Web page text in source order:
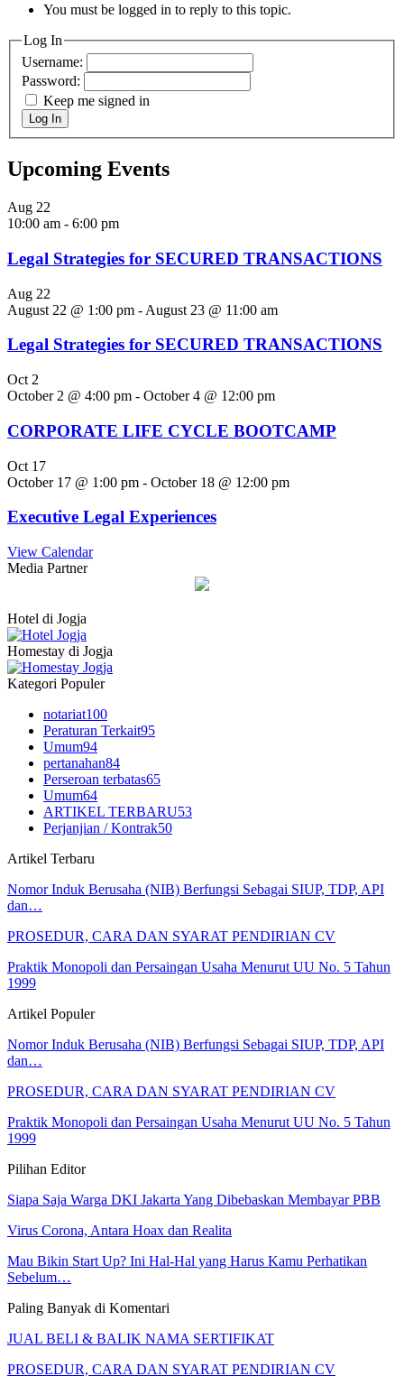
You must be logged in to reply to this topic.
Log In
Username:
Password:
Keep me signed in
Log In
Upcoming Events
Aug 22
10:00 am - 6:00 pm
Legal Strategies for SECURED TRANSACTIONS
Aug 22
August 22 @ 1:00 pm - August 23 @ 11:00 am
Legal Strategies for SECURED TRANSACTIONS
Oct 2
October 2 @ 4:00 pm - October 4 @ 12:00 pm
CORPORATE LIFE CYCLE BOOTCAMP
Oct 17
October 17 @ 1:00 pm - October 18 @ 12:00 pm
Executive Legal Experiences
View Calendar
Media Partner
Hotel di Jogja
Homestay di Jogja
Kategori Populer
notariat100
Peraturan Terkait95
Umum94
pertanahan84
Perseroan terbatas65
Umum64
ARTIKEL TERBARU53
Perjanjian / Kontrak50
Artikel Terbaru
Nomor Induk Berusaha (NIB) Berfungsi Sebagai SIUP, TDP, API
dan…
PROSEDUR, CARA DAN SYARAT PENDIRIAN CV
Praktik Monopoli dan Persaingan Usaha Menurut UU No. 5 Tahun
1999
Artikel Populer
Nomor Induk Berusaha (NIB) Berfungsi Sebagai SIUP, TDP, API
dan…
PROSEDUR, CARA DAN SYARAT PENDIRIAN CV
Praktik Monopoli dan Persaingan Usaha Menurut UU No. 5 Tahun
1999
Pilihan Editor
Siapa Saja Warga DKI Jakarta Yang Dibebaskan Membayar PBB
Virus Corona, Antara Hoax dan Realita
Mau Bikin Start Up? Ini Hal-Hal yang Harus Kamu Perhatikan
Sebelum…
Paling Banyak di Komentari
JUAL BELI & BALIK NAMA SERTIFIKAT
PROSEDUR, CARA DAN SYARAT PENDIRIAN CV